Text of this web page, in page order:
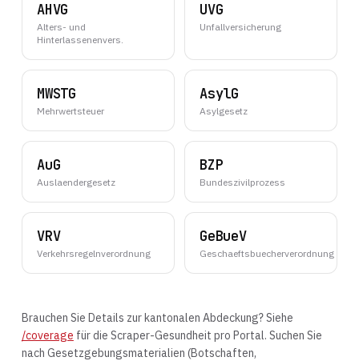
AHVG
Alters- und
Hinterlassenenvers.
UVG
Unfallversicherung
MWSTG
Mehrwertsteuer
AsylG
Asylgesetz
AuG
Auslaendergesetz
BZP
Bundeszivilprozess
VRV
Verkehrsregelnverordnung
GeBueV
Geschaeftsbuecherverordnung
Brauchen Sie Details zur kantonalen Abdeckung? Siehe
/coverage für die Scraper-Gesundheit pro Portal. Suchen Sie
nach Gesetzgebungsmaterialien (Botschaften,